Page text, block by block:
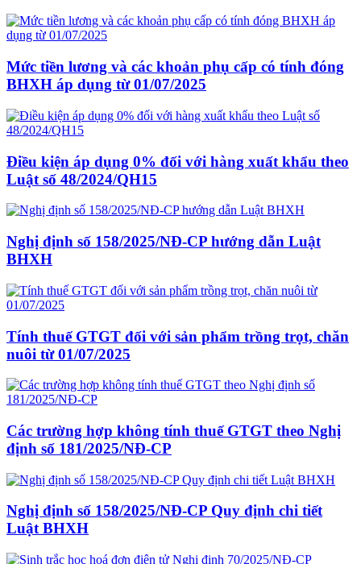
Mức tiền lương và các khoản phụ cấp có tính đóng
BHXH áp dụng từ 01/07/2025
Điều kiện áp dụng 0% đối với hàng xuất khẩu theo
Luật số 48/2024/QH15
Nghị định số 158/2025/NĐ-CP hướng dẫn Luật
BHXH
Tính thuế GTGT đối với sản phẩm trồng trọt, chăn
nuôi từ 01/07/2025
Các trường hợp không tính thuế GTGT theo Nghị
định số 181/2025/NĐ-CP
Nghị định số 158/2025/NĐ-CP Quy định chi tiết
Luật BHXH